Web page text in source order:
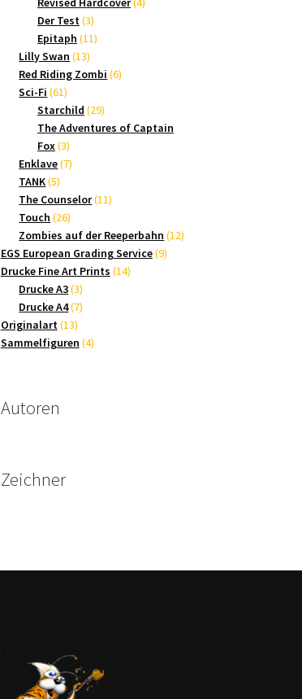
Der Test 33
Produkte
Epitaph 1111
Lilly Swan 1313
Produkte
Red Riding Zombi 66
Sci-Fi 6161
Produkte
Starchild 2929
Produkte
The Adventures of Captain
Fox 33
Produkte
Enklave 77
TANK 55
Produkte
The Counselor 1111
Touch 2626
Produkte
Zombies auf der Reeperbahn 1212
EGS European Grading Service 99
Drucke Fine Art Prints 1414
Drucke A3 33
Produkte
Drucke A4 77
Originalart 1313
Produkte
Sammelfiguren 44
Autoren
Zeichner